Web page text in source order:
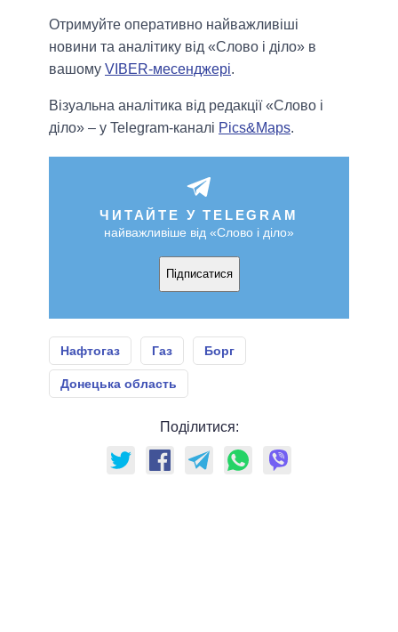
Отримуйте оперативно найважливіші
новини та аналітику від «Слово і діло» в
вашому VIBER-месенджері.
Візуальна аналітика від редакції «Слово і
діло» – у Telegram-каналі Pics&Maps.
ЧИТАЙТЕ У TELEGRAM
найважливіше від «Слово і діло»
Підписатися
Нафтогаз Газ Борг
Донецька область
Поділитися: